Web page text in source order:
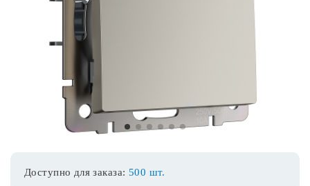
Трековые системы
Уличное освещение
1 2 3 4 5 6
Доступно для заказа: 500 шт.